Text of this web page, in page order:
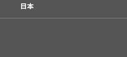
日本